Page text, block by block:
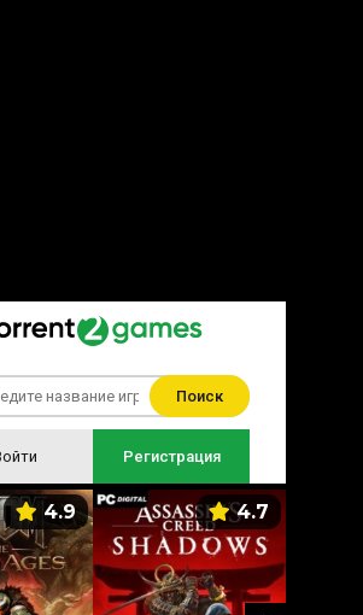
Поиск
Регистрация
4.9 4.7